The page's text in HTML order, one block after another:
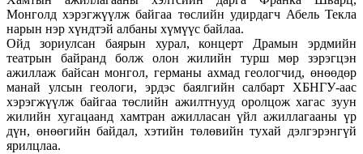
Монголд хэрэгжүүлж байгаа төслийн удирдагч Абель Текла
нарын нэр хүндтэй албаны хүмүүс байлаа.
Ойд зориулсан баярын хурал, концерт Драмын эрдмийн
театрын байранд болж олон жилийн турш мөр зэрэгцэн
ажиллаж байсан монгол, германы ахмад геологчид, өнөөдөр
манай улсын геологи, эрдэс баялгийн салбарт ХБНГУ-аас
хэрэгжүүлж байгаа төслийн ажилтнууд оролцож хагас зуун
жилийн хугацаанд хамтран ажилласан үйл ажиллагааны үр
дүн, өнөөгийн байдал, хэтийн төлөвийн тухай дэлгэрэнгүй
ярилцлаа.